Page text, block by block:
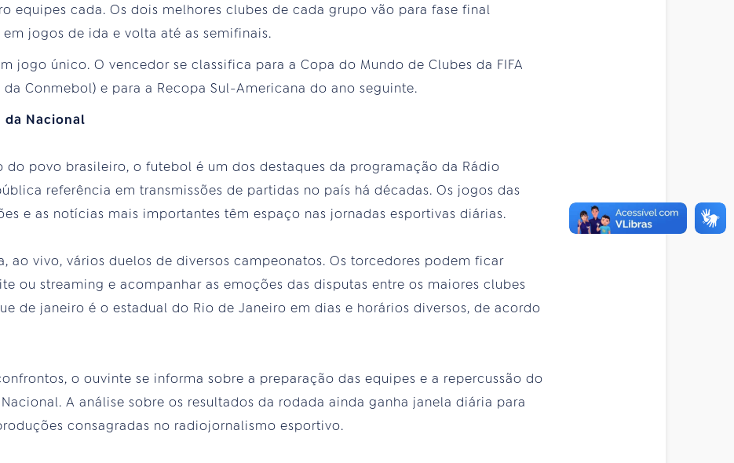
equipes cada. Os dois melhores clubes de cada grupo vão para fase final
jogos de ida e volta até as semifinais.
jogo único. O vencedor se classifica para a Copa do Mundo de Clubes da FIFA
Conmebol) e para a Recopa Sul-Americana do ano seguinte.
da Nacional
do povo brasileiro, o futebol é um dos destaques da programação da Rádio
referência em transmissões de partidas no país há décadas. Os jogos das
e as notícias mais importantes têm espaço nas jornadas esportivas diárias.
ao vivo, vários duelos de diversos campeonatos. Os torcedores podem ficar
ou streaming e acompanhar as emoções das disputas entre os maiores clubes
de janeiro é o estadual do Rio de Janeiro em dias e horários diversos, de acordo
o ouvinte se informa sobre a preparação das equipes e a repercussão do
A análise sobre os resultados da rodada ainda ganha janela diária para
consagradas no radiojornalismo esportivo.